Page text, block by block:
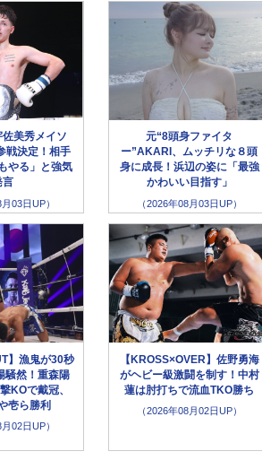
美秀メイソ
戦決定！相手
やる」と強気
言
03日UP）
元“8頭身ファイタ
ー”AKARI、ムッチリな８頭
身に成長！浜辺の姿に「最強
かわいい目指す」
（2026年08月03日UP）
】漁鬼が30秒
騒然！重森陽
KOで戴冠、
壱ら勝利
02日UP）
【KROSS×OVER】佐野勇海
がヘビー級激闘を制す！中村
蓮は肘打ちで流血TKO勝ち
（2026年08月02日UP）